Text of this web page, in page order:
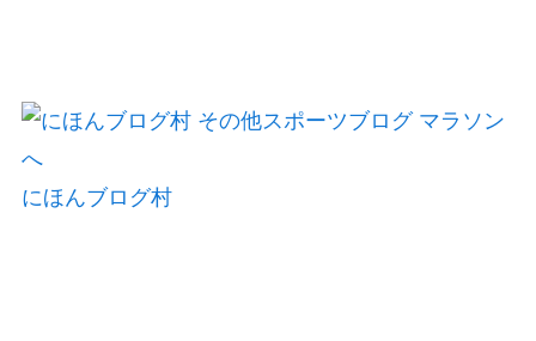
にほんブログ村